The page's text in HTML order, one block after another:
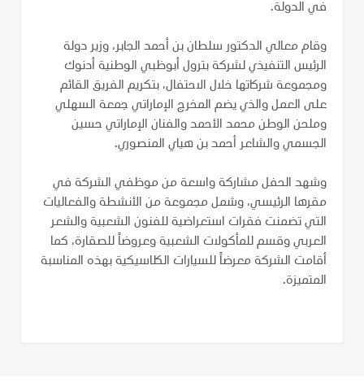
في الدولة.
وقام معالي الدكتور سلطان بن أحمد الجابر، وزير دولة
الرئيس التنفيذي لشركة بترول أبوظبي الوطنية أدنوك
ومجموعة شركاتها خلال الاحتفال، بتكريم الفريق القائم
على العمل والذي يضم المخرج الإماراتي جمعة السهلي
وملحن الوطن محمد الأحمد والفنان الإماراتي حسين
الجسمي والشاعر أحمد بن هياي المنصوري.
وشهد الحفل مشاركة واسعة من موظفي الشركة في
مقرها الرئيسي، وشمل مجموعة من الأنشطة والفعاليات
التي تضمنت فقرات استعراضية للفنون الشعبية والشعر
العربي وقسم للمأكولات الشعبية وعروضاً للصقارة، كما
أقامت الشركة معرضاً للسيارات الكلاسيكية بهذه المناسبة
المتميزة.